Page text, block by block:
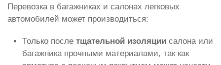
Перевозка в багажниках и салонах легковых
автомобилей может производиться:
Только после тщательной изоляции салона или
багажника прочными материалами, так как